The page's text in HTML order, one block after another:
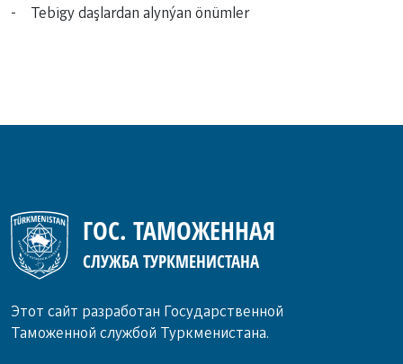
- Tebigy daşlardan alynýan önümler
ГОС. ТАМОЖЕННАЯ
СЛУЖБА ТУРКМЕНИСТАНА
Этот сайт разработан Государственной
Таможенной службой Туркменистана.